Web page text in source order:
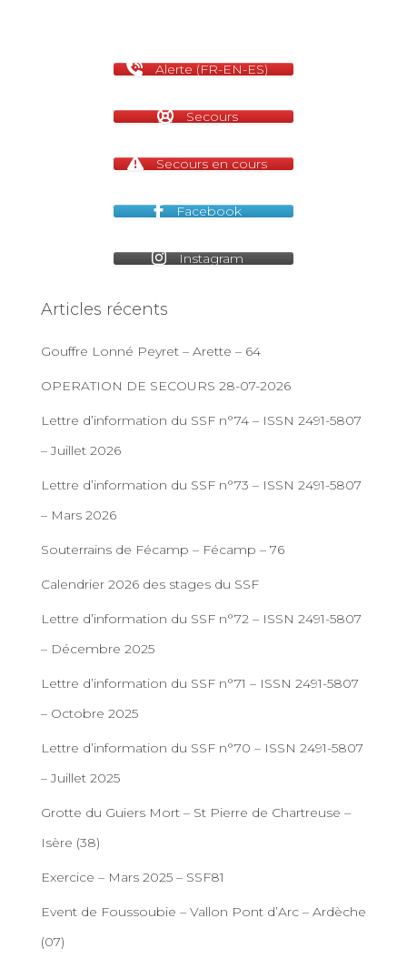
Alerte (FR-EN-ES)
Secours
Secours en cours
Facebook
Instagram
Articles récents
Gouffre Lonné Peyret – Arette – 64
OPERATION DE SECOURS 28-07-2026
Lettre d’information du SSF n°74 – ISSN 2491-5807
– Juillet 2026
Lettre d’information du SSF n°73 – ISSN 2491-5807
– Mars 2026
Souterrains de Fécamp – Fécamp – 76
Calendrier 2026 des stages du SSF
Lettre d’information du SSF n°72 – ISSN 2491-5807
– Décembre 2025
Lettre d’information du SSF n°71 – ISSN 2491-5807
– Octobre 2025
Lettre d’information du SSF n°70 – ISSN 2491-5807
– Juillet 2025
Grotte du Guiers Mort – St Pierre de Chartreuse –
Isère (38)
Exercice – Mars 2025 – SSF81
Event de Foussoubie – Vallon Pont d’Arc – Ardèche
(07)